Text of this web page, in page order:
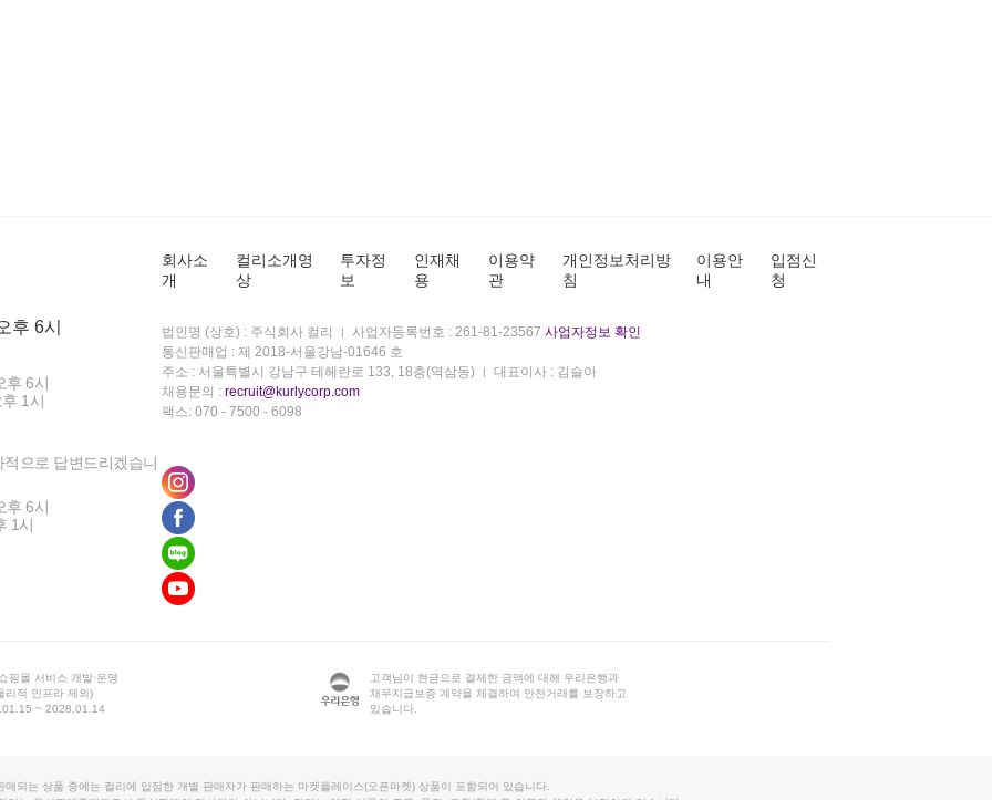
후 6시
후 6시
1시
으로 답변드리겠습니
후 6시
1시
회사소
개
컬리소개영
상
투자정
보
인재채
용
이용약
관
개인정보처리방
침
이용안
내
입점신
청
법인명 (상호) : 주식회사 컬리 사업자등록번호 : 261-81-23567 사업자정보 확인
통신판매업 : 제 2018-서울강남-01646 호
주소 : 서울특별시 강남구 테헤란로 133, 18층(역삼동)
대표이사 : 김슬아
채용문의 : recruit@kurlycorp.com
팩스: 070 - 7500 - 6098
핑몰 서비스 개발·운영
리적 인프라 제외)
~ 2028.01.14
고객님이 현금으로 결제한 금액에 대해 우리은행과
채무지급보증 계약을 체결하여 안전거래를 보장하고
있습니다.
매되는 상품 중에는 컬리에 입점한 개별 판매자가 판매하는 마켓플레이스(오픈마켓) 상품이 포함되어 있습니다.